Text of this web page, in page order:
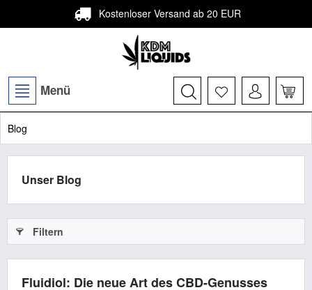
Kostenloser Versand ab 20 EUR
Menü
Blog
Unser Blog
Filtern
Fluidiol: Die neue Art des CBD-Genusses